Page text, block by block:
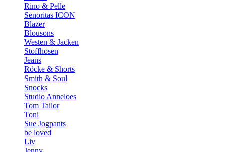
Rino & Pelle
Senoritas ICON
Blazer
Blousons
Westen & Jacken
Stoffhosen
Jeans
Röcke & Shorts
Smith & Soul
Snocks
Studio Anneloes
Tom Tailor
Toni
Sue Jogpants
be loved
Liv